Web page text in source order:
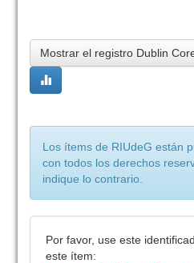
Mostrar el registro Dublin
Los ítems de RIUdeG están
con todos los derechos
indique lo contrario.
Por favor, use este
este ítem: